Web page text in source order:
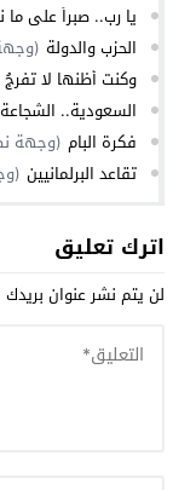
يا رب.. صبراً على ما
الحزب والدولة
وكنت أظنها لا تفرجُ
السعودية..
فكرة البام (وجهة
تقاعد البرلمانيين
اترك تعليق
لن يتم نشر عنوان بريدك